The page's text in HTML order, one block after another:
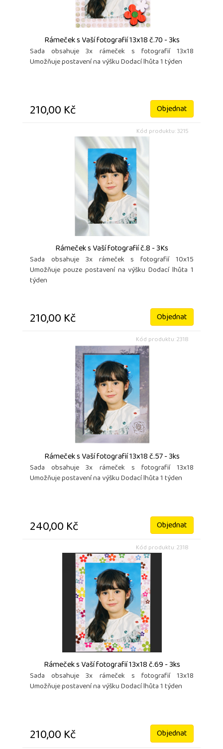
Rámeček s Vaší fotografií 13x18 č.70 - 3ks
Sada obsahuje 3x rámeček s fotografií 13x18
Umožňuje postavení na výšku Dodací lhůta 1 týden
210,00 Kč Objednat
Kód produktu: 3215
Rámeček s Vaší fotografií č.8 - 3Ks
Sada obsahuje 3x rámeček s fotografií 10x15
Umožňuje pouze postavení na výšku Dodací lhůta 1
týden
210,00 Kč Objednat
Kód produktu: 2318
Rámeček s Vaší fotografií 13x18 č.57 - 3ks
Sada obsahuje 3x rámeček s fotografií 13x18
Umožňuje postavení na výšku Dodací lhůta 1 týden
240,00 Kč Objednat
Kód produktu: 2318
Rámeček s Vaší fotografií 13x18 č.69 - 3ks
Sada obsahuje 3x rámeček s fotografií 13x18
Umožňuje postavení na výšku Dodací lhůta 1 týden
210,00 Kč Objednat